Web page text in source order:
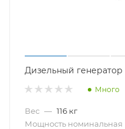
Дизельный
Много
Вес — 116 кг
Мощность номинальная